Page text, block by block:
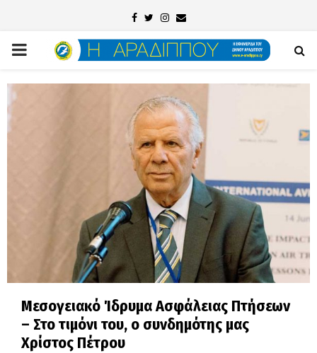
Facebook
TwitterInstagram
Email
PRIMARY
MENU
Μεσογειακό Ίδρυμα Ασφάλειας Πτήσεων
– Στο τιμόνι του, o συνδημότης μας
Χρίστος Πέτρου